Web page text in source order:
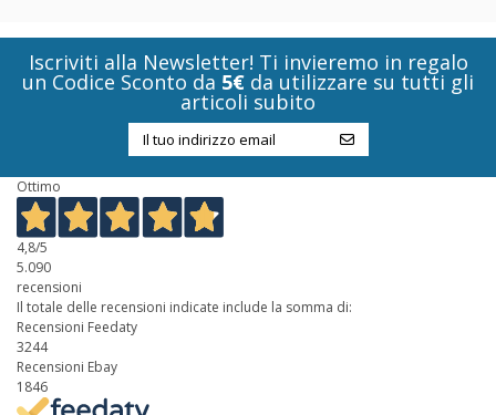
Iscriviti alla Newsletter! Ti invieremo in regalo
un Codice Sconto da 5€ da utilizzare su tutti gli
articoli subito
Ottimo
4,8/5
5.090
recensioni
Il totale delle recensioni indicate include la somma di:
Recensioni Feedaty
3244
Recensioni Ebay
1846